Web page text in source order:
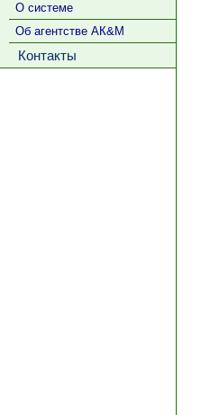
О системе
Об агентстве АК&М
Контакты